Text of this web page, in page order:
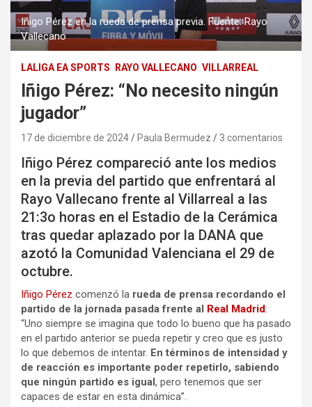
Iñigo Pérez en la rueda de prensa previa. Fuente: Rayo
Vallecano
LALIGA EA SPORTS RAYO VALLECANO VILLARREAL
Iñigo Pérez: “No necesito ningún
jugador”
17 de diciembre de 2024 Paula Bermudez 3 comentarios
Iñigo Pérez compareció ante los medios
en la previa del partido que enfrentará al
Rayo Vallecano frente al Villarreal a las
21:3o horas en el Estadio de la Cerámica
tras quedar aplazado por la DANA que
azotó la Comunidad Valenciana el 29 de
octubre.
Iñigo Pérez comenzó la rueda de prensa recordando el
partido de la jornada pasada frente al
Real Madrid:
“Uno siempre se imagina que todo lo bueno que ha pasado
en el partido anterior se pueda repetir y creo que es justo
lo que debemos de intentar. En términos de intensidad y
de reacción es importante poder repetirlo, sabiendo
que ningún partido es igual , pero tenemos que ser
capaces de estar en esta dinámica”.